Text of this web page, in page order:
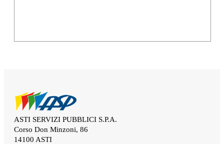
ASTI SERVIZI PUBBLICI S.P.A.
Corso Don Minzoni, 86
14100 ASTI